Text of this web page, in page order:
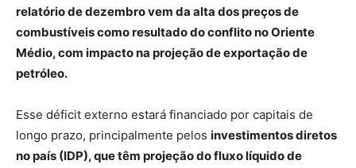
relatório de dezembro vem da alta dos preços de
combustíveis como resultado do conflito no Oriente
Médio, com impacto na projeção de exportação de
petróleo.
Esse déficit externo estará financiado por capitais de
longo prazo, principalmente pelos investimentos diretos
no país (IDP), que têm projeção do fluxo líquido de